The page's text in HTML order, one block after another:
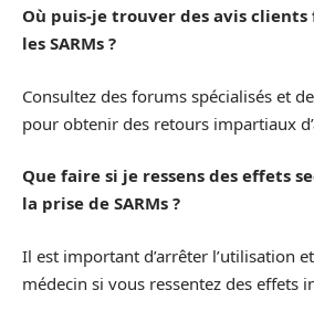
Où puis-je trouver des avis
les SARMs ?
Consultez des forums spécialisés et
pour obtenir des retours impartiaux
Que faire si je ressens des effets
la prise de SARMs ?
Il est important d’arrêter l’utilisation
médecin si vous ressentez des effets